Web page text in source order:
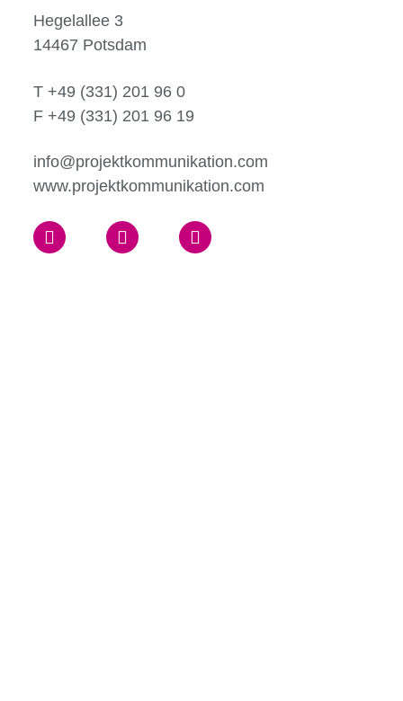
Hegelallee 3
14467 Potsdam
T +49 (331) 201 96 0
F +49 (331) 201 96 19
info@projektkommunikation.com
www.projektkommunikation.com